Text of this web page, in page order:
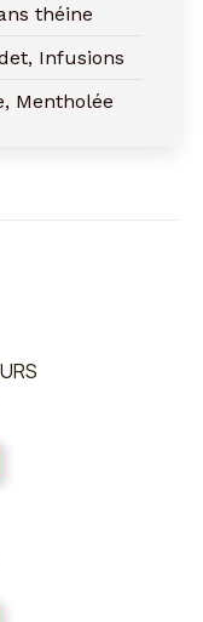
théine
Infusions
Mentholée